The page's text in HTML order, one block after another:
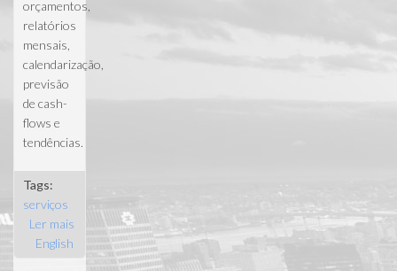
orçamentos,
relatórios
mensais,
calendarização,
previsão
de cash-
flows e
tendências.
Tags:
serviços
Ler mais
acerca de
Gestão de
English